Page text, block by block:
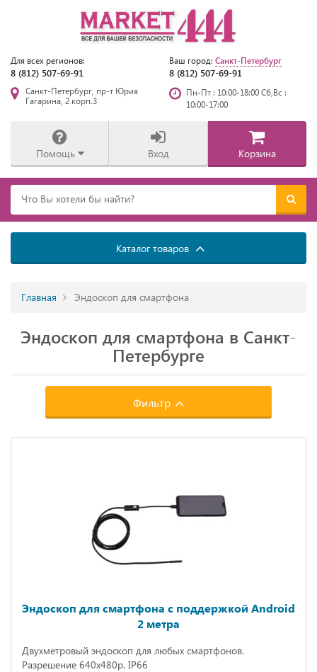
Для всех регионов:
8 (812) 507-69-91
Ваш город: Санкт-Петербург
8 (812) 507-69-91
Санкт-Петербург, пр-т Юрия
Гагарина, 2 корп.3
Пн-Пт : 10:00-18:00 Сб,Вс :
10:00-17:00
Помощь Вход Корзина
Каталог товаров
Главная Эндоскоп для смартфона
Эндоскоп для смартфона в Санкт-
Петербурге
Фильтр
Эндоскоп для смартфона с поддержкой Android
2 метра
Двухметровый эндоскоп для любых смартфонов.
Разрешение 640х480р. IP66